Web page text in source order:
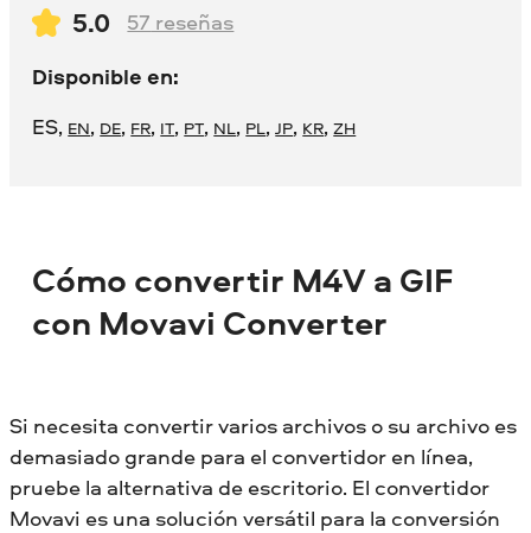
5.0 57 reseñas
Disponible en:
ES, EN, DE, FR, IT, PT, NL, PL,JP, KR,ZH
Cómo convertir M4V a GIF
con Movavi Converter
Si necesita convertir varios archivos o su archivo es
demasiado grande para el convertidor en línea,
pruebe la alternativa de escritorio. El convertidor
Movavi es una solución versátil para la conversión